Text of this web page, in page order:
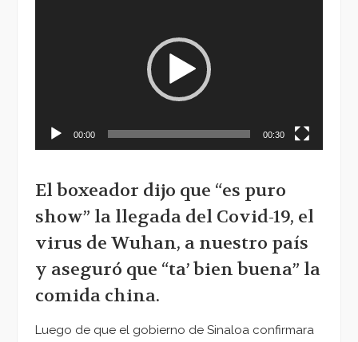
00:00 00:30
El boxeador dijo que “es puro
show” la llegada del Covid-19, el
virus de Wuhan, a nuestro país
y aseguró que “ta’ bien buena” la
comida china.
Luego de que el gobierno de Sinaloa confirmara